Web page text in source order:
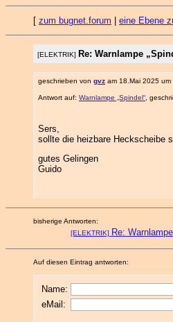
[ zum bugnet.forum eine Ebene
[ELEKTRIK] Re: Warnlampe
geschrieben von gvz am 18.Mai 2025 um
Antwort auf: Warnlampe „Spindel“ ,
Sers,
sollte die heizbare Heckscheibe
gutes Gelingen
Guido
bisherige Antworten:
[ELEKTRIK] Re:
Auf diesen Eintrag antworten:
Name:
eMail: